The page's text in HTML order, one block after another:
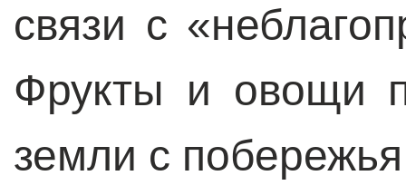
связи с
Фрукты и овощи
земли с